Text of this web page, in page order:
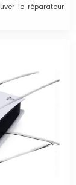
le réparateur